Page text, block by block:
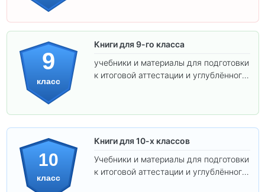
9
класс
Книги для 9-го класса
учебники и материалы для подготовки
к итоговой аттестации и углублённого
10
класс
Книги для 10-х классов
Учебники и материалы для подготовки
к итоговой аттестации и углублённого